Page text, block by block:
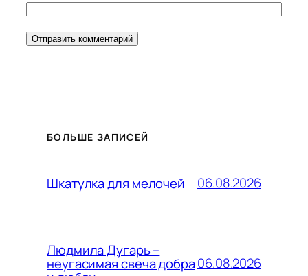
БОЛЬШЕ ЗАПИСЕЙ
Шкатулка для мелочей 06.08.2026
Людмила Дугарь –
неугасимая свеча добра06.08.2026